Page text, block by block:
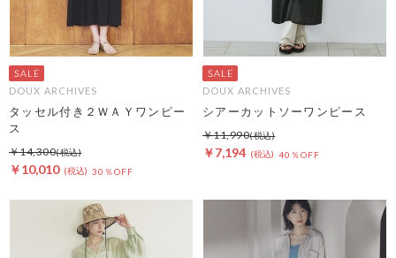
DOUX ARCHIVES
タッセル付き２ＷＡＹワンピー
ス
￥10,010 30％OFF
￥14,300
DOUX ARCHIVES
シアーカットソーワンピース
￥7,194 40％OFF
￥11,990